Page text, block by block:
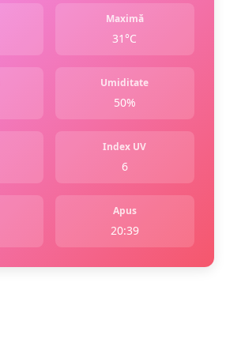
Maximă
31°C
Umiditate
50%
Index UV
6
Apus
20:39